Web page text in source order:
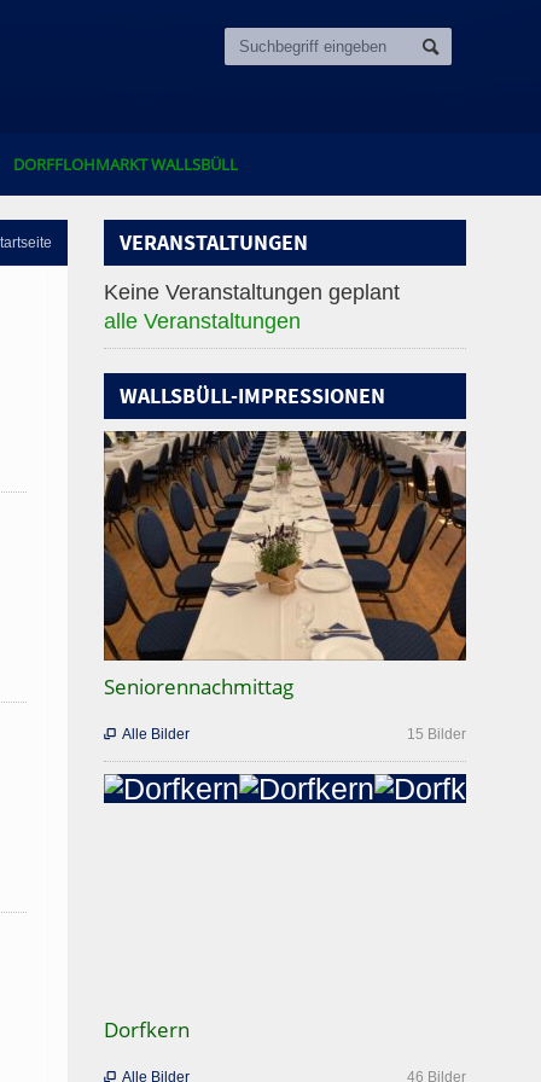
DORFFLOHMARKT WALLSBÜLL
VERANSTALTUNGEN
Keine Veranstaltungen geplant
alle Veranstaltungen
WALLSBÜLL-IMPRESSIONEN
Seniorennachmittag
15 Bilder
 Alle Bilder
Dorfkern
46 Bilder
 Alle Bilder